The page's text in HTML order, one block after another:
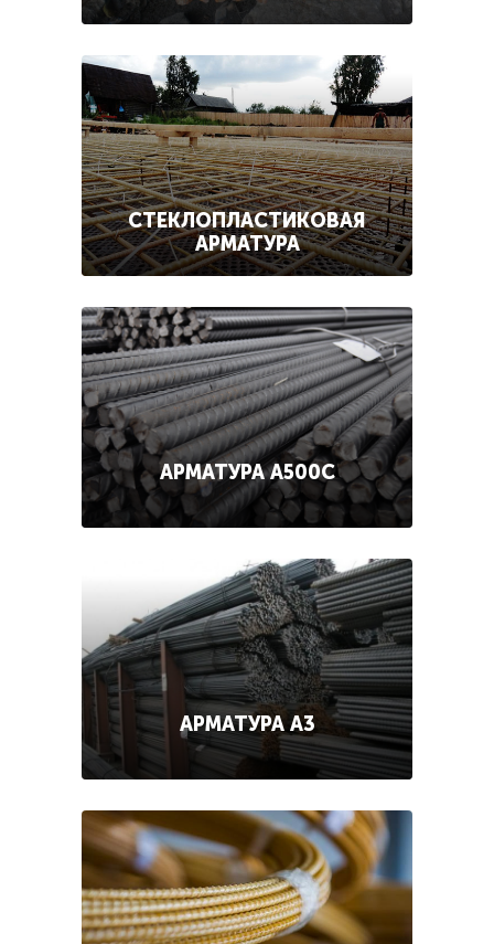
СТЕКЛОПЛАСТИКОВАЯ
АРМАТУРА
АРМАТУРА А500С
АРМАТУРА А3